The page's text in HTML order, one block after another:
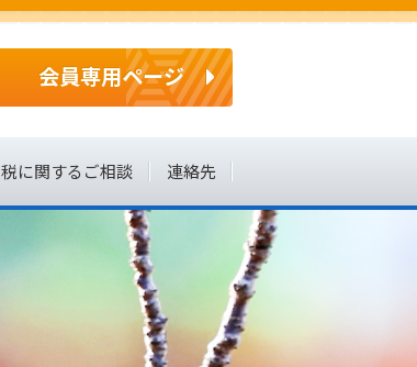
会員専用ページ
税に関するご相談 連絡先